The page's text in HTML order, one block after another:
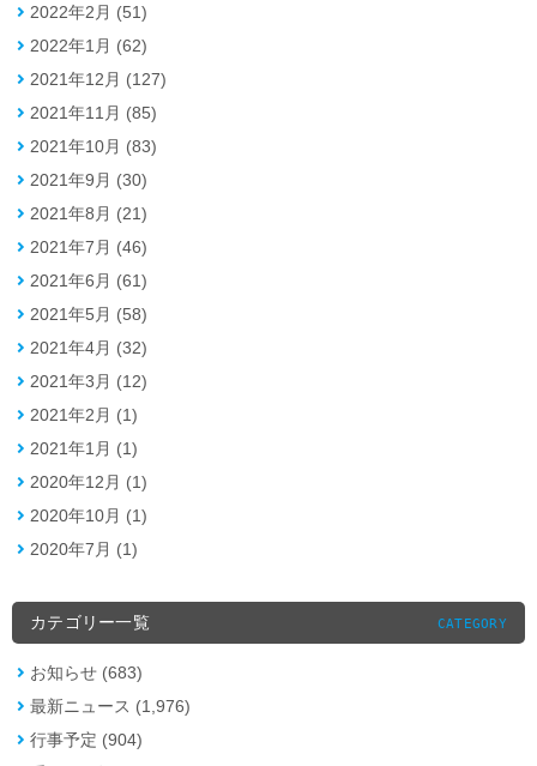
2022年2月 (51)
2022年1月 (62)
2021年12月 (127)
2021年11月 (85)
2021年10月 (83)
2021年9月 (30)
2021年8月 (21)
2021年7月 (46)
2021年6月 (61)
2021年5月 (58)
2021年4月 (32)
2021年3月 (12)
2021年2月 (1)
2021年1月 (1)
2020年12月 (1)
2020年10月 (1)
2020年7月 (1)
カテゴリー一覧 CATEGORY
お知らせ (683)
最新ニュース (1,976)
行事予定 (904)